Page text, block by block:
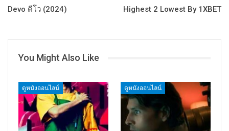
Devo ดีโว (2024) Highest 2 Lowest By 1XBET
You Might Also Like
ดูหนังออนไลน์ ดูหนังออนไลน์